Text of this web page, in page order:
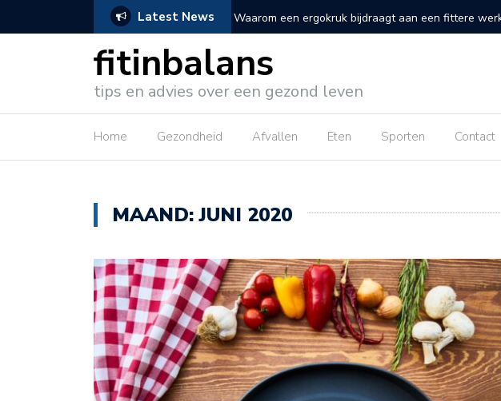
Latest News 5 redenen om te kiezen voor koken met een
fitinbalans
tips en advies over een gezond leven
Home Gezondheid Afvallen Eten Sporten Contact
MAAND:JUNI 2020